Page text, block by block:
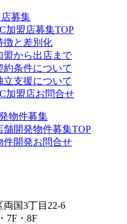
募集
加盟店募集TOP
徴と差別化
盟から出店まで
約条件について
立支援について
加盟店お問合せ
物件募集
舗開発物件募集TOP
件開発お問合せ
国3丁目22-6
7F・8F